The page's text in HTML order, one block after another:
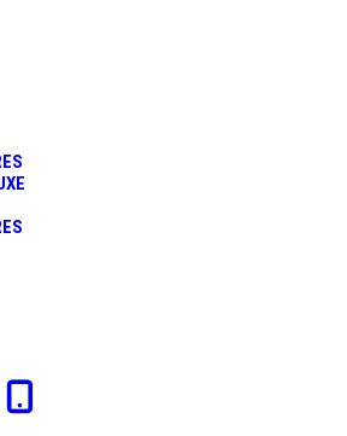
plus de 30% des
situées en France,